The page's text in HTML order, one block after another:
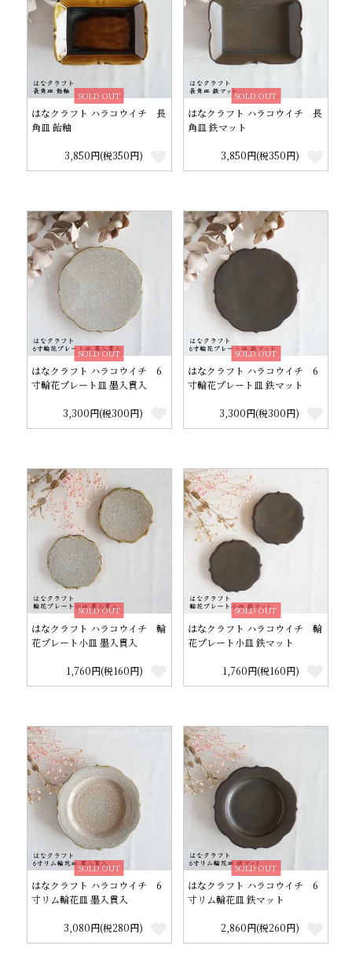
SOLD OUT
はなクラフト ハラコウイチ 長
角皿 飴釉
3,850円(税350円)
SOLD OUT
はなクラフト ハラコウイチ 長
角皿 鉄マット
3,850円(税350円)
SOLD OUT
はなクラフト ハラコウイチ 6
寸輪花プレート皿 墨入貫入
3,300円(税300円)
SOLD OUT
はなクラフト ハラコウイチ 6
寸輪花プレート皿 鉄マット
3,300円(税300円)
SOLD OUT
はなクラフト ハラコウイチ 輪
花プレート小皿 墨入貫入
1,760円(税160円)
SOLD OUT
はなクラフト ハラコウイチ 輪
花プレート小皿 鉄マット
1,760円(税160円)
SOLD OUT
はなクラフト ハラコウイチ 6
寸リム輪花皿 墨入貫入
3,080円(税280円)
SOLD OUT
はなクラフト ハラコウイチ 6
寸リム輪花皿 鉄マット
2,860円(税260円)